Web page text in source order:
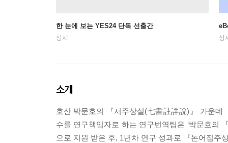
한 눈에 보는 YES24 단독 선출간
상시 상
소개
호산 박문호의 『서주상설(七書註詳說)』 가운데
수를 연구책임자로 하는 연구번역팀은 ‘박문호의
으로 지원 받은 후, 1년차 연구 성과로 『논어집주